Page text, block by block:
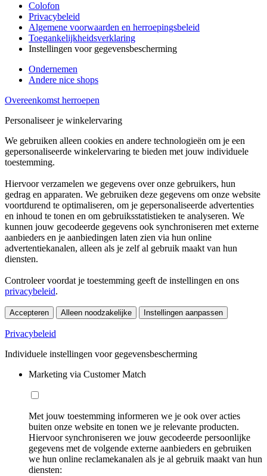
Colofon
Privacybeleid
Algemene voorwaarden en herroepingsbeleid
Toegankelijkheidsverklaring
Instellingen voor gegevensbescherming
Ondernemen
Andere nice shops
Overeenkomst herroepen
Personaliseer je winkelervaring
We gebruiken alleen cookies en andere technologieën om je een
gepersonaliseerde winkelervaring te bieden met jouw individuele
toestemming.
Hiervoor verzamelen we gegevens over onze gebruikers, hun
gedrag en apparaten. We gebruiken deze gegevens om onze website
voortdurend te optimaliseren, om je gepersonaliseerde advertenties
en inhoud te tonen en om gebruiksstatistieken te analyseren. We
kunnen jouw gecodeerde gegevens ook synchroniseren met externe
aanbieders en je aanbiedingen laten zien via hun online
advertentiekanalen, alleen als je zelf al gebruik maakt van hun
diensten.
Controleer voordat je toestemming geeft de instellingen en ons
privacybeleid.
Accepteren Alleen noodzakelijke Instellingen aanpassen
Privacybeleid
Individuele instellingen voor gegevensbescherming
Marketing via Customer Match
Met jouw toestemming informeren we je ook over acties
buiten onze website en tonen we je relevante producten.
Hiervoor synchroniseren we jouw gecodeerde persoonlijke
gegevens met de volgende externe aanbieders en gebruiken
we hun online reclamekanalen als je al gebruik maakt van hun
diensten: